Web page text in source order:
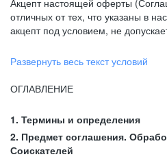
Акцепт настоящей оферты
отличных от тех, что указаны в
акцепт под условием, не
Развернуть весь текст условий
ОГЛАВЛЕНИЕ
1. Термины и определения
2. Предмет соглашения.
Соискателей